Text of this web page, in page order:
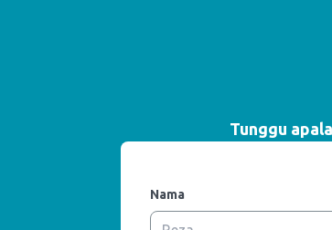
Tunggu
Nama